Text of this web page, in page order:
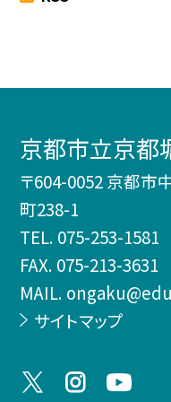
京都市立京都
〒604-0052 京都市
町238-1
TEL. 075-253-1581
FAX. 075-213-3631
MAIL.
サイトマップ